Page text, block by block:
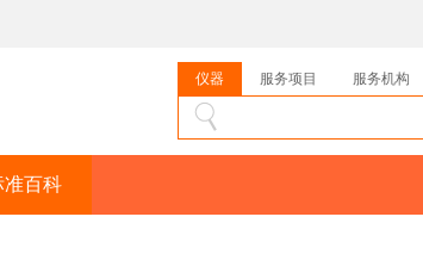
仪器 服务项目 服务机构
准百科